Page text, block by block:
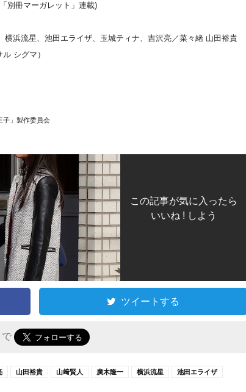
別冊マーガレット」連載)
浜流星、池田エライザ、玉城ティナ、吉沢亮／菜々緒 山田裕貴
シグマ）
子」製作委員会
この記事が気に入ったら
いいね ! しよう
ツイートする
山田裕貴 山﨑賢人 廣木隆一 横浜流星
池田エライザ